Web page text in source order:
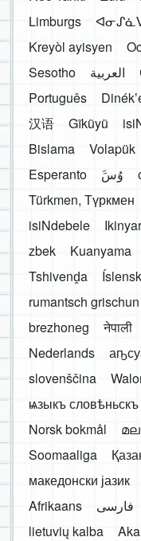
Limburgs
Kreyòl ayisyen
Sesotho
العربية
Português
汉语
Gĩkũyũ
Bislama
Volapük
Esperanto
َوُسَ
Türkmen, Түркмен
isiNdebele
zbek
Kuanyama
Tshivenḓa
rumantsch grischun
brezhoneg
नेपाली
Nederlands
slovenščina
ѩзыкъ словѣньскъ
Norsk bokmål
Soomaaliga
македонски јазик
Afrikaans
فارسی
lietuvių kalba